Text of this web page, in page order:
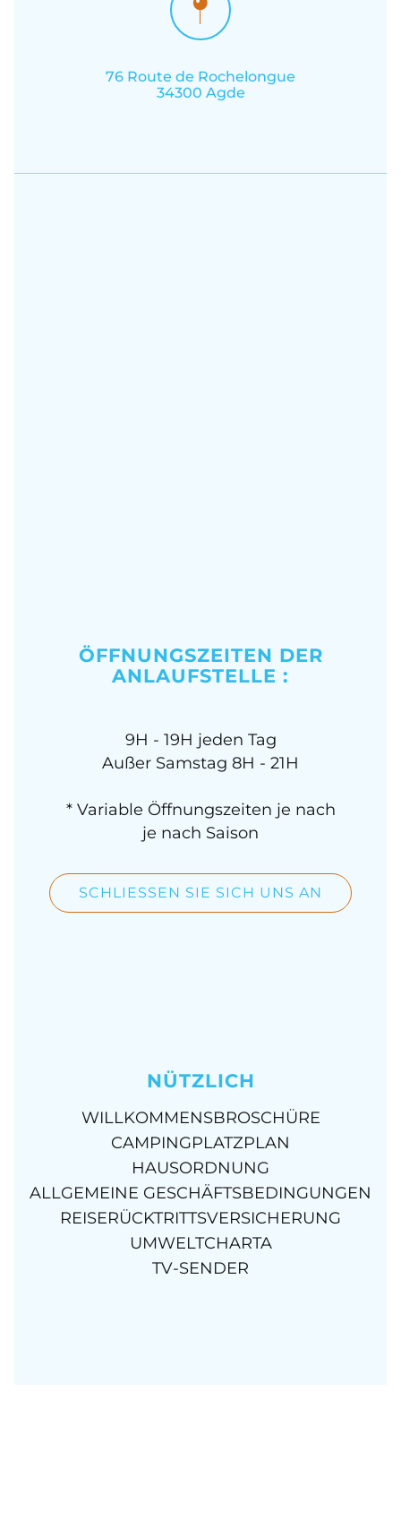
76 Route de Rochelongue
34300 Agde
ÖFFNUNGSZEITEN DER
ANLAUFSTELLE :
9H - 19H jeden Tag
Außer Samstag 8H - 21H
* Variable Öffnungszeiten je nach
je nach Saison
SCHLIESSEN SIE SICH UNS AN
NÜTZLICH
WILLKOMMENSBROSCHÜRE
CAMPINGPLATZPLAN
HAUSORDNUNG
ALLGEMEINE GESCHÄFTSBEDINGUNGEN
REISERÜCKTRITTSVERSICHERUNG
UMWELTCHARTA
TV-SENDER